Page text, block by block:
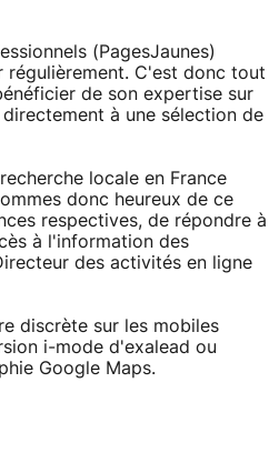
(PagesJaunes)
régulièrement. C'est donc tout
de son expertise sur
à une sélection de
locale en France
donc heureux de ce
respectives, de répondre à
à l'information des
des activités en ligne
discrète sur les mobiles
i-mode d'exalead ou
Google Maps.